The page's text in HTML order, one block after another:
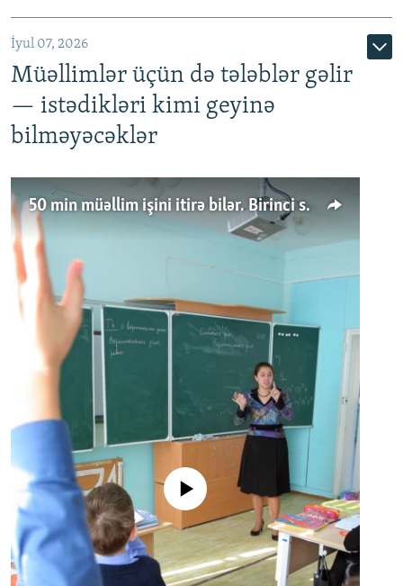
İyul 07, 2026
Müəllimlər üçün də tələblər gəlir
— istədikləri kimi geyinə
bilməyəcəklər
50 min müəllim işini itirə bilər. Birinci sinfə gedənlər azalır
No media source currently available